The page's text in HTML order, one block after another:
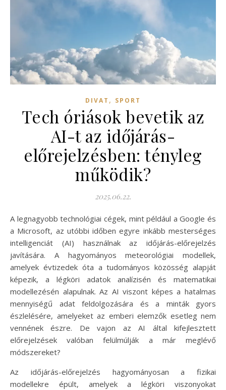
DIVAT , SPORT
Tech óriások bevetik az
AI-t az időjárás-
előrejelzésben: tényleg
működik?
2025.06.22.
A legnagyobb technológiai cégek, mint például a Google és
a Microsoft, az utóbbi időben egyre inkább mesterséges
intelligenciát (AI) használnak az időjárás-előrejelzés
javítására. A hagyományos meteorológiai modellek,
amelyek évtizedek óta a tudományos közösség alapját
képezik, a légköri adatok analízisén és matematikai
modellezésén alapulnak. Az AI viszont képes a hatalmas
mennyiségű adat feldolgozására és a minták gyors
észlelésére, amelyeket az emberi elemzők esetleg nem
vennének észre. De vajon az AI által kifejlesztett
előrejelzések valóban felülmúlják a már meglévő
módszereket?
Az időjárás-előrejelzés hagyományosan a fizikai
modellekre épült, amelyek a légköri viszonyokat